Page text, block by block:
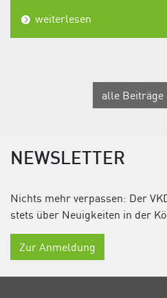
weiterlesen
alle Beiträge
NEWSLETTER
Nichts mehr verpassen: Der
stets über Neuigkeiten in der
Zur Anmeldung